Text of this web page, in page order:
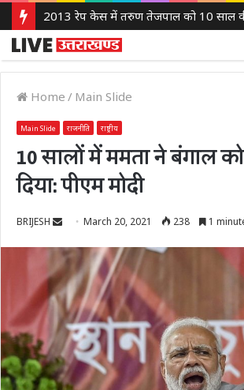
Home / Main Slide
Main Slide राजनीति राष्ट्रीय
10 सालों में ममता ने बंगाल
दिया: पीएम मोदी
BRIJESH
Send
email
March 20, 2021 238 1